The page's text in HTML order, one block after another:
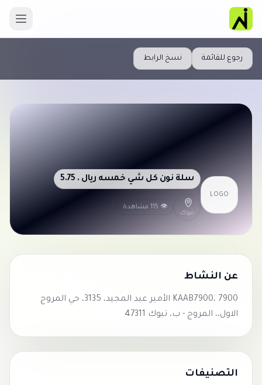
رجوع للقائمة نسخ الرابط
LOGO
سلة نون كل شي خمسه ريال . 5.75
تبوك
👁 115 مشاهدة
عن النشاط
KAAB7900، 7900 الأمير عبد المجيد، 3135، حي المروج
الاول،، المروج - ب، تبوك 47311
التصنيفات